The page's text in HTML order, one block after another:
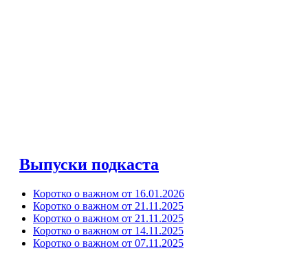
Выпуски подкаста
Коротко о важном от 16.01.2026
Коротко о важном от 21.11.2025
Коротко о важном от 21.11.2025
Коротко о важном от 14.11.2025
Коротко о важном от 07.11.2025